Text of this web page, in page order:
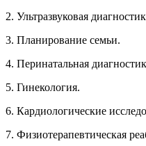
2. Ультразвуковая
3. Планирование семьи.
4. Перинатальная
5. Гинекология.
6. Кардиологические
7. Физиотерапевтическая